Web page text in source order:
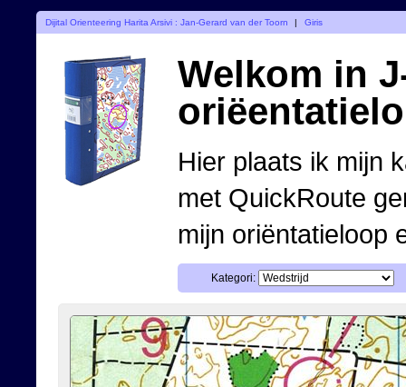
Dijital Orienteering Harita Arsivi : Jan-Gerard van der Toorn | Giris
Welkom in
Hier plaats ik mijn
met QuickRoute
mijn oriëntatieloop
Kategori: